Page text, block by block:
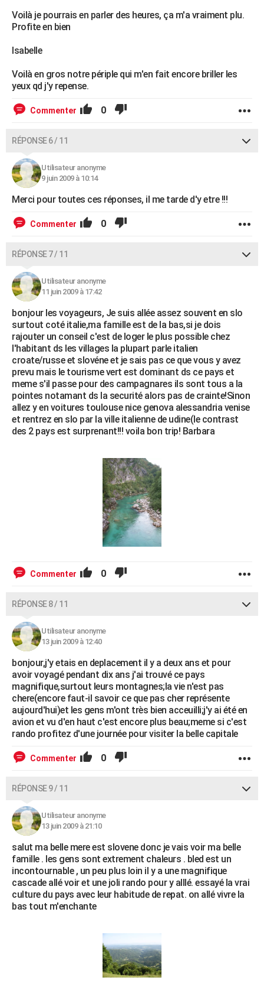
Voilà je pourrais en parler des heures, ça m'a vraiment plu.
Profite en bien
Isabelle
Voilà en gros notre périple qui m'en fait encore briller les
yeux qd j'y repense.
Commenter 0
RÉPONSE 6 / 11
Utilisateur anonyme
9 juin 2009 à 10:14
Merci pour toutes ces réponses, il me tarde d'y etre !!!
Commenter 0
RÉPONSE 7 / 11
Utilisateur anonyme
11 juin 2009 à 17:42
bonjour les voyageurs, Je suis allée assez souvent en slo
surtout coté italie,ma famille est de la bas,si je dois
rajouter un conseil c'est de loger le plus possible chez
l'habitant ds les villages la plupart parle italien
croate/russe et slovéne et je sais pas ce que vous y avez
prevu mais le tourisme vert est dominant ds ce pays et
meme s'il passe pour des campagnares ils sont tous a la
pointes notamant ds la securité alors pas de crainte!Sinon
allez y en voitures toulouse nice genova alessandria venise
et rentrez en slo par la ville italienne de udine(le contrast
des 2 pays est surprenant!!! voila bon trip! Barbara
Commenter 0
RÉPONSE 8 / 11
Utilisateur anonyme
13 juin 2009 à 12:40
bonjour,j'y etais en deplacement il y a deux ans et pour
avoir voyagé pendant dix ans j'ai trouvé ce pays
magnifique,surtout leurs montagnes;la vie n'est pas
chere(encore faut-il savoir ce que pas cher représente
aujourd'hui)et les gens m'ont très bien acceuilli;j'y ai été en
avion et vu d'en haut c'est encore plus beau;meme si c'est
rando profitez d'une journée pour visiter la belle capitale
Commenter 0
RÉPONSE 9 / 11
Utilisateur anonyme
13 juin 2009 à 21:10
salut ma belle mere est slovene donc je vais voir ma belle
famille . les gens sont extrement chaleurs . bled est un
incontournable , un peu plus loin il y a une magnifique
cascade allé voir et une joli rando pour y alllé. essayé la vrai
culture du pays avec leur habitude de repat. on allé vivre la
bas tout m'enchante